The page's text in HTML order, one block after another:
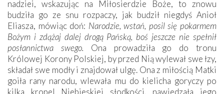
nadziei, wskazując na Miłosierdzie Boże, to znowu
budziła go ze snu rozpaczy, jak budził niegdyś Anioł
Eliasza, mówiąc doń: Narodzie, wstań, posil się pokarmem
Bożym i zdążaj dalej drogą Pańską, boś jeszcze nie spełnił
posłannictwa swego. Ona prowadziła go do tronu
Królowej Korony Polskiej, by przed Nią wylewał swe łzy,
składał swe modły i znajdował ulgę. Ona z miłością Matki
goiła rany narodu, wlewała mu do kielicha goryczy po
kilka kropel Niebieskiej słodkości, nawiedzała jego